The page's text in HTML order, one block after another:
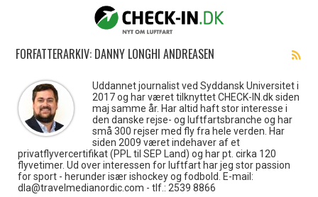
FORFATTERARKIV: DANNY LONGHI ANDREASEN
Uddannet journalist ved Syddansk Universitet i
2017 og har været tilknyttet CHECK-IN.dk siden
maj samme år. Har altid haft stor interesse i
den danske rejse- og luftfartsbranche og har
små 300 rejser med fly fra hele verden. Har
siden 2009 været indehaver af et
privatflyvercertifikat (PPL til SEP Land) og har pt. cirka 120
flyvetimer. Ud over interessen for luftfart har jeg stor passion
for sport - herunder især ishockey og fodbold. E-mail:
dla@travelmedianordic.com - tlf.: 2539 8866